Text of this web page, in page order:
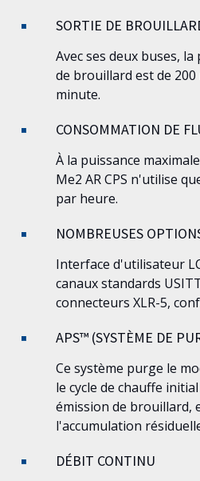
SORTIE DE
Avec ses deux buses,
de brouillard est de 200
minute.
CONSOMMATION DE
À la puissance
Me2 AR CPS n'utilise
par heure.
NOMBREUSES
Interface d'utilisateur
canaux standards
connecteurs XLR-5,
APS™ (SYSTÈME DE
Ce système purge le
le cycle de chauffe
émission de brouillard,
l'accumulation
DÉBIT CONTINU